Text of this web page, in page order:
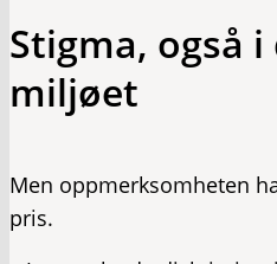
Stigma, også
miljøet
Men oppmerksomheten
pris.